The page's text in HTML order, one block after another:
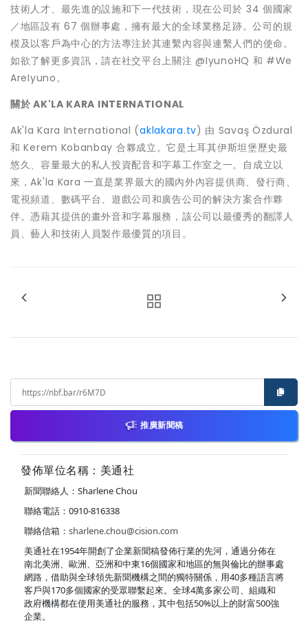
技術人才、最先進的設施和下一代技術，現在公司於 34 個國家
／地區設有 67 個辦事處，擁有最大的全球業務足跡。公司的規
模及以客戶為中心的方法專注於其連繫內容與連繫人們的使命。
如欲了解更多資訊，請在社交平台上關注 @IyunoHQ 和 #We
AreIyuno。
關於 AK'LA KARA INTERNATIONAL
Ak'la Kara International (aklakara.tv) 由 Savaş Özdural
和 Kerem Kobanbay 合夥成立。它是土耳其伊斯坦堡歷史最
悠久、容量最大的私人投資配音和字幕工作室之一。自成立以
來，Ak'la Kara 一直是業界最大的國內外內容提供商、發行商、
電視頻道、數碼平台、遊戲公司和廣告公司的解決方案合作夥
伴。憑藉其提供的畫外音和字幕服務，該公司以最優秀的翻譯人
員、藝人和技術人員製作最優質的項目。
推廣新聞稿
發佈單位名稱：美通社
新聞聯絡人：Sharlene Chou
聯絡電話：0910-816338
聯絡信箱： sharlene.chou@cision.com
美通社在1954年開創了企業新聞稿發佈行業的先河，通過分佈在
南北美洲、歐洲、亞洲和中東16個國家和地區的無與倫比的辦事處
網路，借助與全球領先新聞機構之間的獨特關係，用40多種語言將
客戶與170多個國家的受眾聯繫起來。全球4萬多家公司、組織和
政府機構都在使用美通社的服務，其中包括50%以上的財富500強
企業。